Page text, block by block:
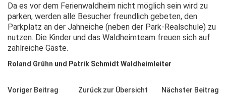
Da es vor dem Ferienwaldheim nicht möglich sein wird zu
parken, werden alle Besucher freundlich gebeten, den
Parkplatz an der Jahneiche (neben der Park-Realschule) zu
nutzen. Die Kinder und das Waldheimteam freuen sich auf
zahlreiche Gäste.
Roland Grühn und Patrik Schmidt Waldheimleiter
Voriger Beitrag Zurück zur Übersicht Nächster Beitrag